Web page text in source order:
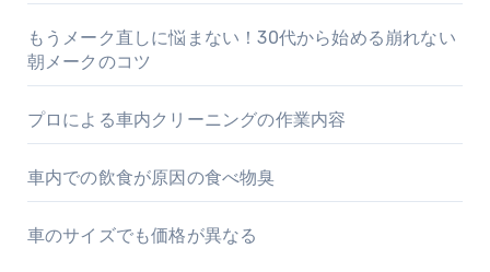
もうメーク直しに悩まない！30代から始める崩れない
朝メークのコツ
プロによる車内クリーニングの作業内容
車内での飲食が原因の食べ物臭
車のサイズでも価格が異なる